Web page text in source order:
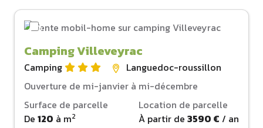
Camping Villeveyrac
Camping
Languedoc-roussillon
Ouverture de mi-janvier à mi-décembre
Surface de parcelle
De 120 à m2
Location de parcelle
À partir de 3590 € / an